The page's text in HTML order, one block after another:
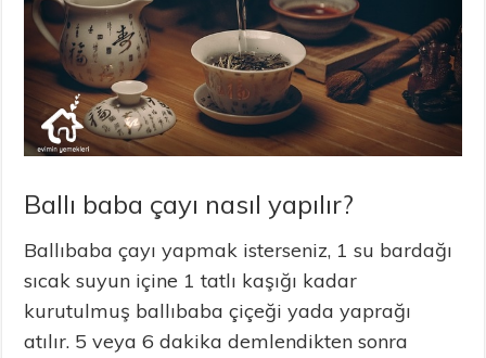
Ballı baba çayı nasıl yapılır?
Ballıbaba çayı yapmak isterseniz, 1 su bardağı
sıcak suyun içine 1 tatlı kaşığı kadar
kurutulmuş ballıbaba çiçeği yada yaprağı
atılır. 5 veya 6 dakika demlendikten sonra